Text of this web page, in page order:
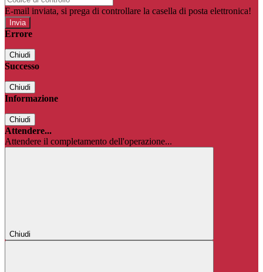
E-mail inviata, si prega di controllare la casella di posta elettronica!
Errore
Chiudi
Successo
Chiudi
Informazione
Chiudi
Attendere...
Attendere il completamento dell'operazione...
Chiudi